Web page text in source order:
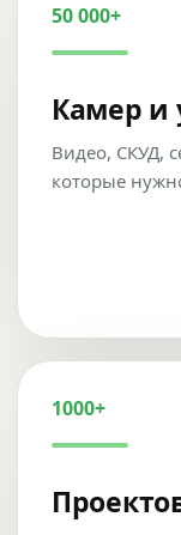
50 000+
Камер и
Видео, СКУД,
которые
1000+